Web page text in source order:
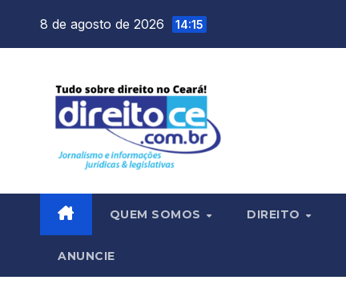
8 de agosto de 2026 14:15
QUEM SOMOS DIREITO
ANUNCIE